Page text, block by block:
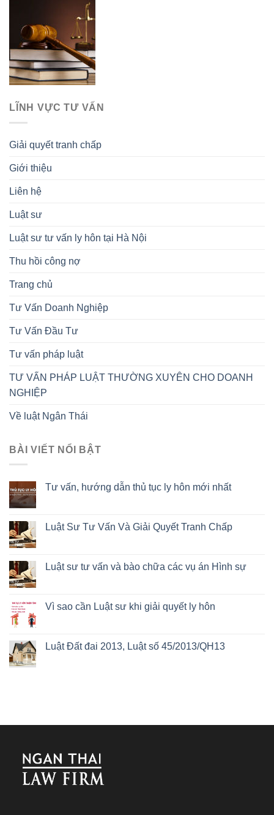
LĨNH VỰC TƯ VẤN
Giải quyết tranh chấp
Giới thiệu
Liên hệ
Luật sư
Luật sư tư vấn ly hôn tại Hà Nội
Thu hồi công nợ
Trang chủ
Tư Vấn Doanh Nghiệp
Tư Vấn Đầu Tư
Tư vấn pháp luật
TƯ VẤN PHÁP LUẬT THƯỜNG XUYÊN CHO DOANH
NGHIỆP
Về luật Ngân Thái
BÀI VIẾT NỔI BẬT
Tư vấn, hướng dẫn thủ tục ly hôn mới nhất
Luật Sư Tư Vấn Và Giải Quyết Tranh Chấp
Luật sư tư vấn và bào chữa các vụ án Hình sự
Vì sao cần Luật sư khi giải quyết ly hôn
Luật Đất đai 2013, Luật số 45/2013/QH13